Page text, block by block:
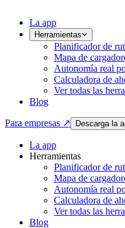
La app
Herramientas
Planificador de
Mapa de
Autonomía real
Calculadora de
Ver todas las
Blog
Para empresas ↗ Descarga la
La app
Herramientas
Planificador de
Mapa de
Autonomía real
Calculadora de
Ver todas las
Blog